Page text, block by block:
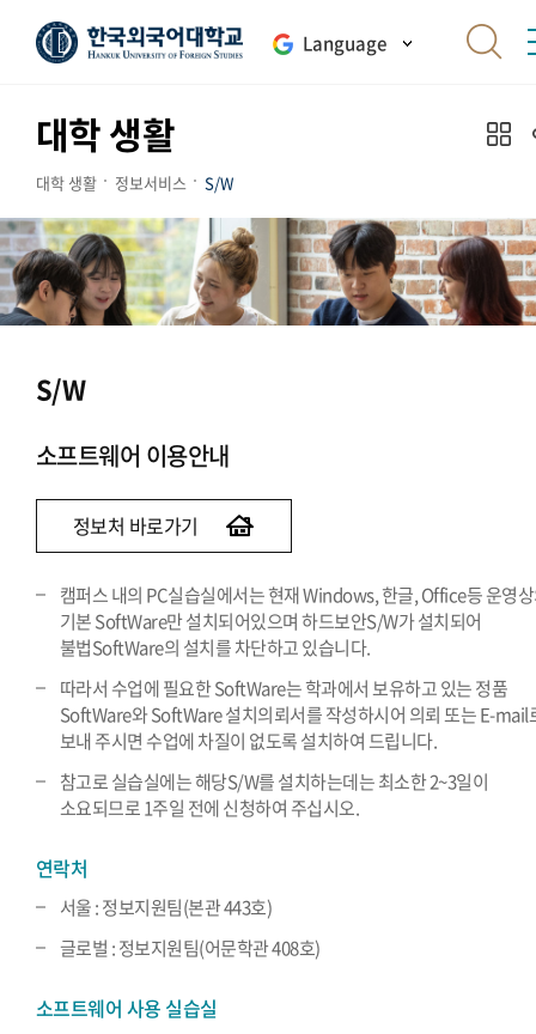
Language
대학 생활
대학 생활 정보서비스 S/W
S/W
소프트웨어 이용안내
정보처 바로가기
캠퍼스 내의 PC실습실에서는 현재 Windows, 한글, Office등 운영
기본 SoftWare만 설치되어있으며 하드보안S/W가 설치되어
불법SoftWare의 설치를 차단하고 있습니다.
따라서 수업에 필요한 SoftWare는 학과에서 보유하고 있는 정품
SoftWare와 SoftWare 설치의뢰서를 작성하시어 의뢰 또는 E-mail
보내 주시면 수업에 차질이 없도록 설치하여 드립니다.
참고로 실습실에는 해당S/W를 설치하는데는 최소한 2~3일이
소요되므로 1주일 전에 신청하여 주십시오.
연락처
서울 : 정보지원팀(본관 443호)
글로벌 : 정보지원팀(어문학관 408호)
소프트웨어 사용 실습실